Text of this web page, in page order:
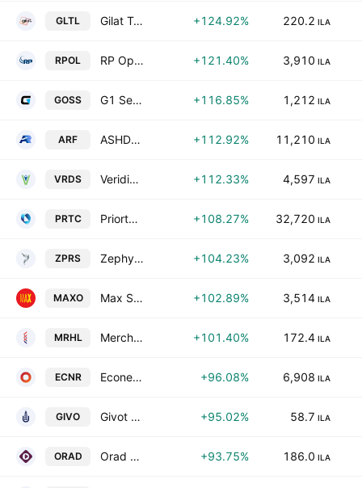
GLTL Gilat Telecom Global Ltd +124.92% 220.2 ILA
RPOL RP Optical Lab Ltd. +121.40% 3,910 ILA
GOSS G1 Secure Solutions Ltd. +116.85% 1,212 ILA
ARF ASHDOD REFINERY LTD +112.92% 11,210 ILA
VRDS Veridis Environment Ltd. +112.33% 4,597 ILA
PRTC Priortech Limited +108.27% 32,720 ILA
ZPRS Zephyrus Wing Energies Ltd. +104.23% 3,092 ILA
MAXO Max Stock Ltd. +102.89% 3,514 ILA
MRHL Merchavia Holdings and Investments Ltd +101.40% 172.4 ILA
ECNR Econergy Ltd +96.08% 6,908 ILA
GIVO Givot Olam Oil Exploration LP (1993) +95.02% 58.7 ILA
ORAD Orad Ltd +93.75% 186.0 ILA